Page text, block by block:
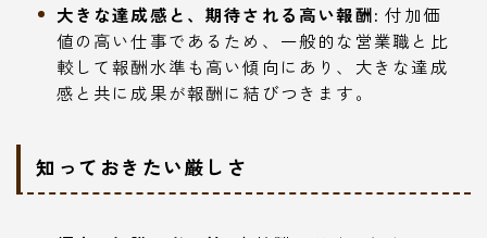
大きな達成感と、期待される高い報酬: 付加価
値の高い仕事であるため、一般的な営業職と比
較して報酬水準も高い傾向にあり、大きな達成
感と共に成果が報酬に結びつきます。
知っておきたい厳しさ